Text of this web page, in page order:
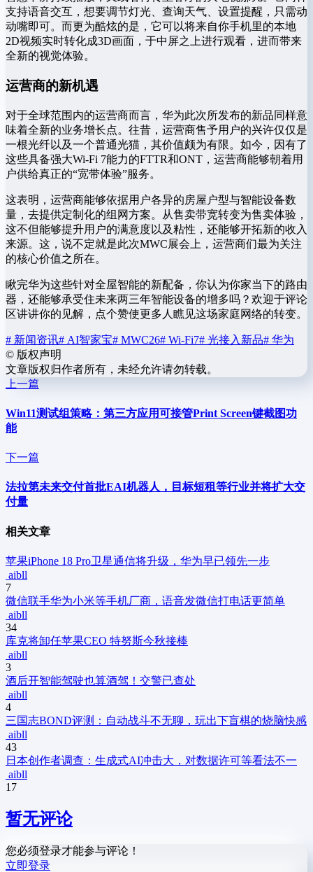
支持语音交互，想要调节灯光、查询天气、设置提醒，只需动
动嘴即可。而更为酷炫的是，它可以将来自你手机里的本地
2D视频实时转化成3D画面，于中屏之上进行观看，进而带来
全新的视觉体验。
运营商的新机遇
对于全球范围内的运营商而言，华为此次所发布的新品同样意
味着全新的业务增长点。往昔，运营商售予用户的兴许仅仅是
一根光纤以及一个普通光猫，其价值颇为有限。如今，因有了
这些具备强大Wi-Fi 7能力的FTTR和ONT，运营商能够朝着用
户供给真正的“宽带体验”服务。
这表明，运营商能够依据用户各异的房屋户型与智能设备数
量，去提供定制化的组网方案。从售卖带宽转变为售卖体验，
这不但能够提升用户的满意度以及粘性，还能够开拓新的收入
来源。这，说不定就是此次MWC展会上，运营商们最为关注
的核心价值之所在。
瞅完华为这些针对全屋智能的新配备，你认为你家当下的路由
器，还能够承受住未来两三年智能设备的增多吗？欢迎于评论
区讲讲你的见解，点个赞使更多人瞧见这场家庭网络的转变。
# 新闻资讯# AI智家宝# MWC26# Wi-Fi7# 光接入新品# 华为
© 版权声明
文章版权归作者所有，未经允许请勿转载。
上一篇
Win11测试组策略：第三方应用可接管Print Screen键截图功
能
下一篇
法拉第未来交付首批EAI机器人，目标短租等行业并将扩大交
付量
相关文章
苹果iPhone 18 Pro卫星通信将升级，华为早已领先一步
aibll
7
微信联手华为小米等手机厂商，语音发微信打电话更简单
aibll
34
库克将卸任苹果CEO 特努斯今秋接棒
aibll
3
酒后开智能驾驶也算酒驾！交警已查处
aibll
4
三国志BOND评测：自动战斗不无聊，玩出下盲棋的烧脑快感
aibll
43
日本创作者调查：生成式AI冲击大，对数据许可等看法不一
aibll
17
暂无评论
您必须登录才能参与评论！
立即登录